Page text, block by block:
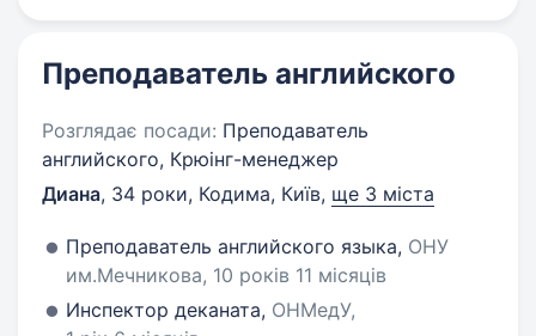
Преподаватель английского
Розглядає посади: Преподаватель
английского, Крюінг-менеджер
Диана, 34 роки, Кодима, Київ, ще 3 міста
Преподаватель английского языка, ОНУ
им.Мечникова, 10 років 11 місяців
Инспектор деканата, ОНМедУ,